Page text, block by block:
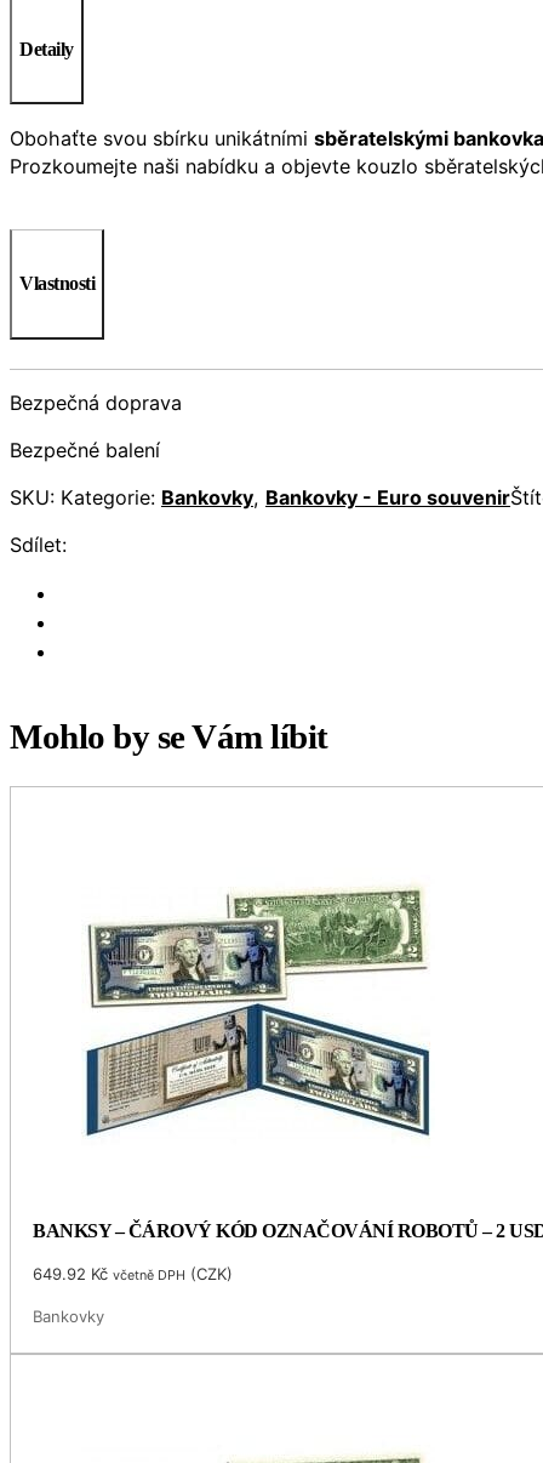
Detaily
Obohaťte svou sbírku unikátními sběratelskými
Prozkoumejte naši nabídku a objevte kouzlo
Vlastnosti
Bezpečná doprava
Bezpečné balení
SKU: Kategorie: Bankovky, Bankovky - Euro souvenir
Sdílet:
Mohlo by se Vám líbit
BANKSY – ČÁROVÝ KÓD OZNAČOVÁNÍ ROBOTŮ – 2
649.92 Kč včetně DPH (CZK)
Bankovky